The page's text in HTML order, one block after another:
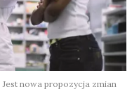
Jest nowa propozycja zmian